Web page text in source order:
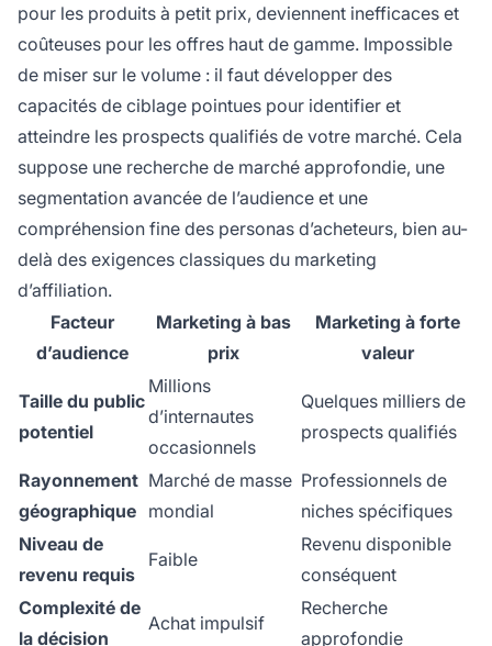
pour les produits à petit prix, deviennent inefficaces et
coûteuses pour les offres haut de gamme. Impossible
de miser sur le volume : il faut développer des
capacités de ciblage pointues pour identifier et
atteindre les prospects qualifiés de votre marché. Cela
suppose une recherche de marché approfondie, une
segmentation avancée de l’audience et une
compréhension fine des personas d’acheteurs, bien au-
delà des exigences classiques du marketing
d’affiliation.
Facteur
d’audience
Marketing à bas
prix
Marketing à forte
valeur
Taille du public
potentiel
Millions
d’internautes
occasionnels
Quelques milliers de
prospects qualifiés
Rayonnement
géographique
Marché de masse
mondial
Professionnels de
niches spécifiques
Niveau de
revenu requis
Faible
Revenu disponible
conséquent
Complexité de
la décision
Achat impulsif
Recherche
approfondie